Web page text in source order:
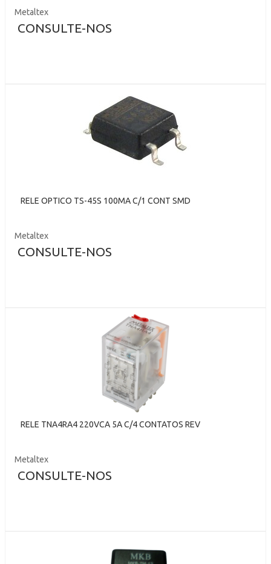
Metaltex
CONSULTE-NOS
RELE OPTICO TS-45S 100MA C/1 CONT SMD
Metaltex
CONSULTE-NOS
RELE TNA4RA4 220VCA 5A C/4 CONTATOS REV
Metaltex
CONSULTE-NOS